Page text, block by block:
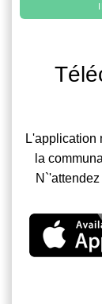
L'application
la